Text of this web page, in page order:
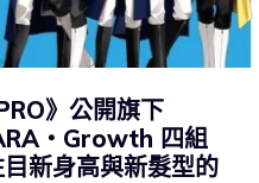
》公開旗下
・Growth 四組
新身高與新髮型的